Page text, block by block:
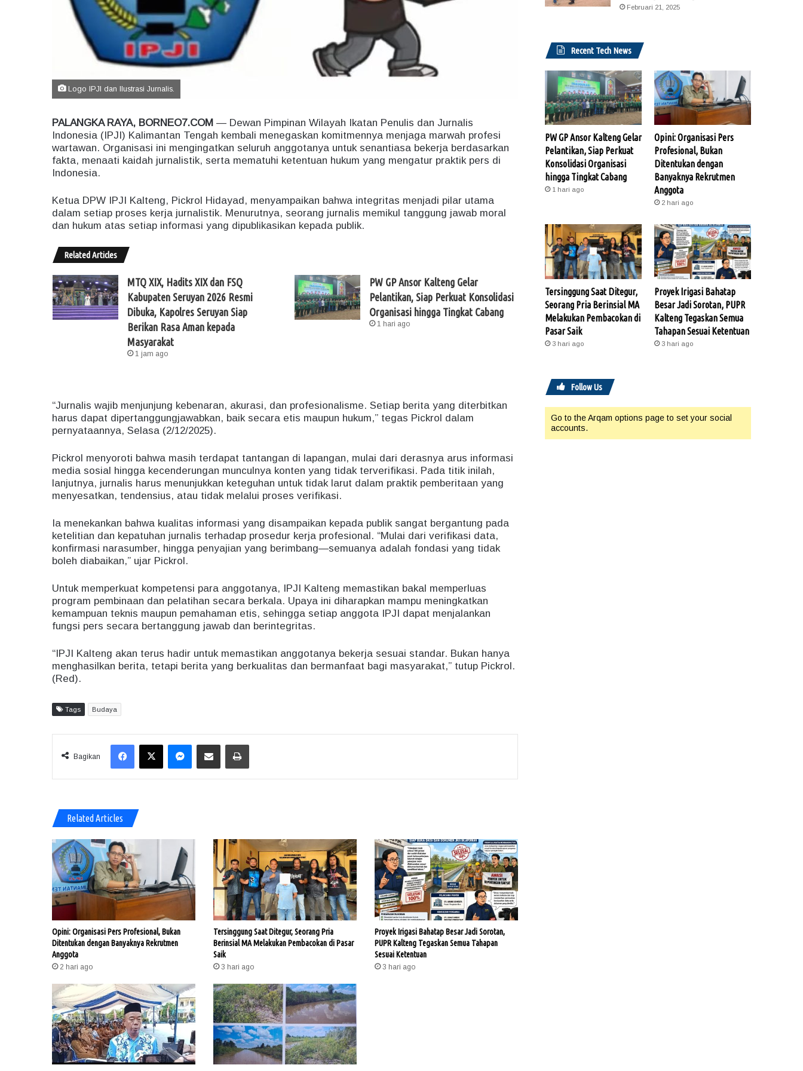
Logo IPJI dan Ilustrasi Jurnalis.
PALANGKA RAYA, BORNEO7.COM — Dewan Pimpinan Wilayah Ikatan Penulis dan Jurnalis
Indonesia (IPJI) Kalimantan Tengah kembali menegaskan komitmennya menjaga marwah profesi
wartawan. Organisasi ini mengingatkan seluruh anggotanya untuk senantiasa bekerja berdasarkan
fakta, menaati kaidah jurnalistik, serta mematuhi ketentuan hukum yang mengatur praktik pers di
Indonesia.
Ketua DPW IPJI Kalteng, Pickrol Hidayad, menyampaikan bahwa integritas menjadi pilar utama
dalam setiap proses kerja jurnalistik. Menurutnya, seorang jurnalis memikul tanggung jawab moral
dan hukum atas setiap informasi yang dipublikasikan kepada publik.
Related Articles
MTQ XIX, Hadits XIX dan FSQ
Kabupaten Seruyan 2026 Resmi
Dibuka, Kapolres Seruyan Siap
Berikan Rasa Aman kepada
Masyarakat
1 jam ago
PW GP Ansor Kalteng Gelar
Pelantikan, Siap Perkuat Konsolidasi
Organisasi hingga Tingkat Cabang
1 hari ago
“Jurnalis wajib menjunjung kebenaran, akurasi, dan profesionalisme. Setiap berita yang diterbitkan
harus dapat dipertanggungjawabkan, baik secara etis maupun hukum,” tegas Pickrol dalam
pernyataannya, Selasa (2/12/2025).
Pickrol menyoroti bahwa masih terdapat tantangan di lapangan, mulai dari derasnya arus informasi
media sosial hingga kecenderungan munculnya konten yang tidak terverifikasi. Pada titik inilah,
lanjutnya, jurnalis harus menunjukkan keteguhan untuk tidak larut dalam praktik pemberitaan yang
menyesatkan, tendensius, atau tidak melalui proses verifikasi.
Ia menekankan bahwa kualitas informasi yang disampaikan kepada publik sangat bergantung pada
ketelitian dan kepatuhan jurnalis terhadap prosedur kerja profesional. “Mulai dari verifikasi data,
konfirmasi narasumber, hingga penyajian yang berimbang—semuanya adalah fondasi yang tidak
boleh diabaikan,” ujar Pickrol.
Untuk memperkuat kompetensi para anggotanya, IPJI Kalteng memastikan bakal memperluas
program pembinaan dan pelatihan secara berkala. Upaya ini diharapkan mampu meningkatkan
kemampuan teknis maupun pemahaman etis, sehingga setiap anggota IPJI dapat menjalankan
fungsi pers secara bertanggung jawab dan berintegritas.
“IPJI Kalteng akan terus hadir untuk memastikan anggotanya bekerja sesuai standar. Bukan hanya
menghasilkan berita, tetapi berita yang berkualitas dan bermanfaat bagi masyarakat,” tutup Pickrol.
(Red).
Tags Budaya
Bagikan
X
Related Articles
Opini: Organisasi Pers Profesional, Bukan
Ditentukan dengan Banyaknya Rekrutmen
Anggota
2 hari ago
Tersinggung Saat Ditegur, Seorang Pria
Berinsial MA Melakukan Pembacokan di Pasar
Saik
3 hari ago
Proyek Irigasi Bahatap Besar Jadi Sorotan,
PUPR Kalteng Tegaskan Semua Tahapan
Sesuai Ketentuan
3 hari ago
Februari 21, 2025
Recent Tech News
PW GP Ansor Kalteng Gelar
Pelantikan, Siap Perkuat
Konsolidasi Organisasi
hingga Tingkat Cabang
1 hari ago
Opini: Organisasi Pers
Profesional, Bukan
Ditentukan dengan
Banyaknya Rekrutmen
Anggota
2 hari ago
Tersinggung Saat Ditegur,
Seorang Pria Berinsial MA
Melakukan Pembacokan di
Pasar Saik
3 hari ago
Proyek Irigasi Bahatap
Besar Jadi Sorotan, PUPR
Kalteng Tegaskan Semua
Tahapan Sesuai Ketentuan
3 hari ago
Follow Us
Go to the Arqam options page to set your social
accounts.